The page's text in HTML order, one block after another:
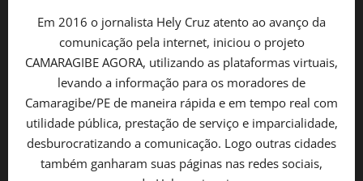
Em 2016 o jornalista Hely Cruz atento ao avanço da
comunicação pela internet, iniciou o projeto
CAMARAGIBE AGORA, utilizando as plataformas virtuais,
levando a informação para os moradores de
Camaragibe/PE de maneira rápida e em tempo real com
utilidade pública, prestação de serviço e imparcialidade,
desburocratizando a comunicação. Logo outras cidades
também ganharam suas páginas nas redes sociais,